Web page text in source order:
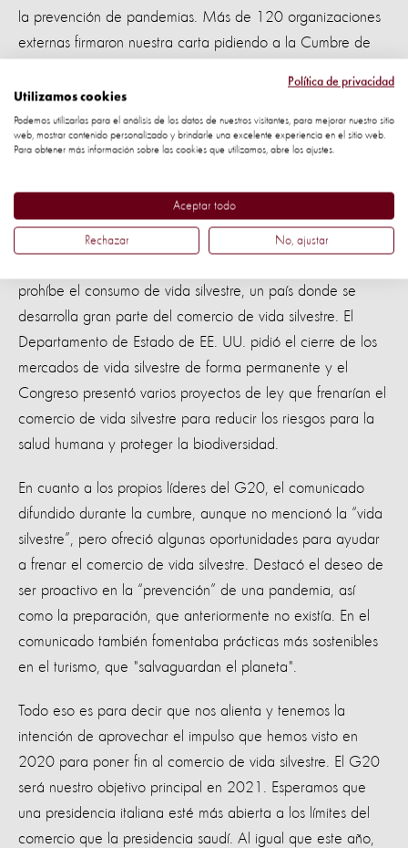
la prevención de pandemias. Más de 120 organizaciones
externas firmaron nuestra carta pidiendo a la Cumbre de
de vida silvestre. Nuestra influencia hizo que los ministros de
agricultura del G20 dieran un gran paso adelante al
acordar desarrollar una lista de especies de vida silvestre
animales como COVID-19 y emitir pautas para mitigar este
riesgo.
prohíbe el consumo de vida silvestre, un país donde se
desarrolla gran parte del comercio de vida silvestre. El
Departamento de Estado de EE. UU. pidió el cierre de los
mercados de vida silvestre de forma permanente y el
Congreso presentó varios proyectos de ley que frenarían el
comercio de vida silvestre para reducir los riesgos para la
salud humana y proteger la biodiversidad.
En cuanto a los propios líderes del G20, el comunicado
difundido durante la cumbre, aunque no mencionó la “vida
silvestre”, pero ofreció algunas oportunidades para ayudar
a frenar el comercio de vida silvestre. Destacó el deseo de
ser proactivo en la “prevención” de una pandemia, así
como la preparación, que anteriormente no existía. En el
comunicado también fomentaba prácticas más sostenibles
en el turismo, que "salvaguardan el planeta".
Todo eso es para decir que nos alienta y tenemos la
intención de aprovechar el impulso que hemos visto en
2020 para poner fin al comercio de vida silvestre. El G20
será nuestro objetivo principal en 2021. Esperamos que
una presidencia italiana esté más abierta a los límites del
comercio que la presidencia saudí. Al igual que este año,
Política de privacidad
Utilizamos cookies
Podemos utilizarlas para el análisis de los datos de nuestros visitantes, para mejorar nuestro sitio
web, mostrar contenido personalizado y brindarle una excelente experiencia en el sitio web.
Para obtener más información sobre las cookies que utilizamos, abre los ajustes.
Aceptar todo
Rechazar No, ajustar